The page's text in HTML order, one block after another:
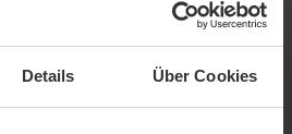
Details Über Cookies